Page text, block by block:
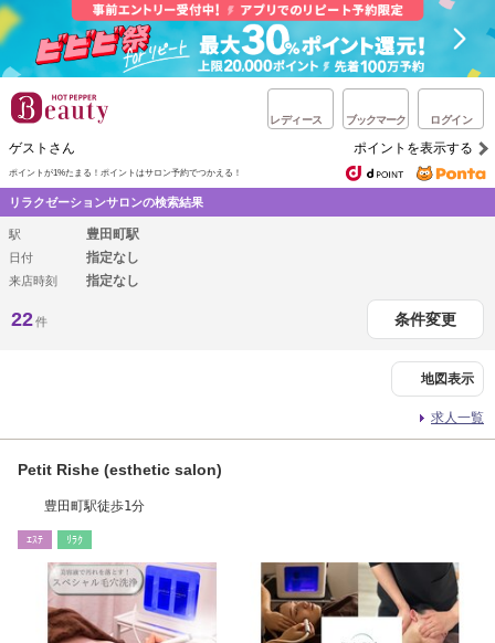
レディース ブックマーク ログイン
ゲストさん ポイントを表示する
ポイントが1%たまる！ ポイントはサロン予約でつかえる！
リラクゼーションサロンの検索結果
駅 豊田町駅
日付 指定なし
来店時刻 指定なし
22件 条件変更
地図表示
求人一覧
Petit Rishe (esthetic salon)
豊田町駅徒歩1分
ｴｽﾃ ﾘﾗｸ